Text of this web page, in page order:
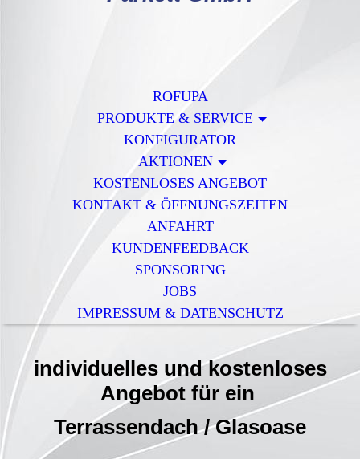
ROFUPA
PRODUKTE & SERVICE
KONFIGURATOR
AKTIONEN
KOSTENLOSES ANGEBOT
KONTAKT & ÖFFNUNGSZEITEN
ANFAHRT
KUNDENFEEDBACK
SPONSORING
JOBS
IMPRESSUM & DATENSCHUTZ
individuelles und kostenloses
Angebot für ein
Terrassendach / Glasoase